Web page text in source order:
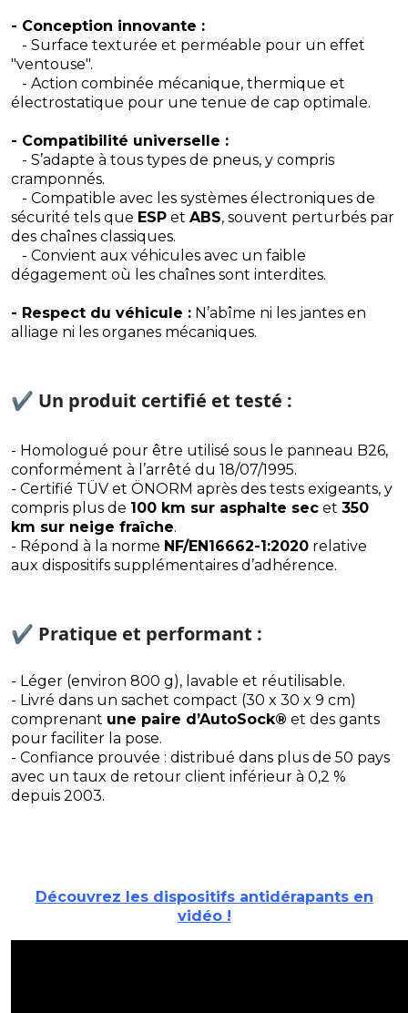
- Conception innovante :
- Surface texturée et perméable pour un effet
"ventouse".
- Action combinée mécanique, thermique et
électrostatique pour une tenue de cap optimale.
- Compatibilité universelle :
- S’adapte à tous types de pneus, y compris
cramponnés.
- Compatible avec les systèmes électroniques de
sécurité tels que ESP et ABS, souvent perturbés par
des chaînes classiques.
- Convient aux véhicules avec un faible
dégagement où les chaînes sont interdites.
- Respect du véhicule : N’abîme ni les jantes en
alliage ni les organes mécaniques.
✔️ Un produit certifié et testé :
- Homologué pour être utilisé sous le panneau B26,
conformément à l’arrêté du 18/07/1995.
- Certifié TÜV et ÖNORM après des tests exigeants, y
compris plus de 100 km sur asphalte sec et 350
km sur neige fraîche.
- Répond à la norme NF/EN16662-1:2020 relative
aux dispositifs supplémentaires d’adhérence.
✔️ Pratique et performant :
- Léger (environ 800 g), lavable et réutilisable.
- Livré dans un sachet compact (30 x 30 x 9 cm)
comprenant une paire d’AutoSock® et des gants
pour faciliter la pose.
- Confiance prouvée : distribué dans plus de 50 pays
avec un taux de retour client inférieur à 0,2 %
depuis 2003.
Découvrez les dispositifs antidérapants en
vidéo !